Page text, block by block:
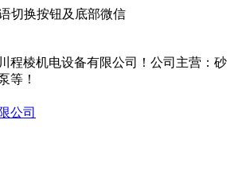
切换按钮及底部微信
程棱机电设备有限公司！公司主营：砂
等！